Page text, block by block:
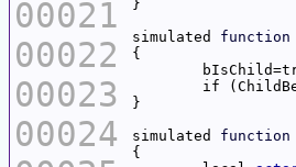
00021
00022
00023
00024
simulated function
simulated function